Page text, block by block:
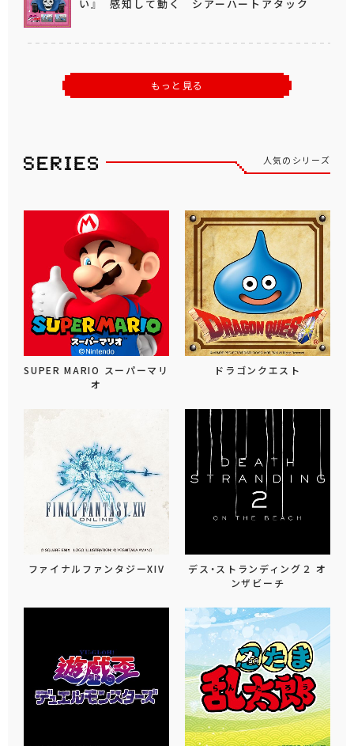
い』 感知して動く シアーハートアタック
もっと見る
人気のシリーズ
SUPER MARIO スーパーマリ
オ
ドラゴンクエスト
ファイナルファンタジーXIV
デス・ストランディング２ オ
ンザビーチ